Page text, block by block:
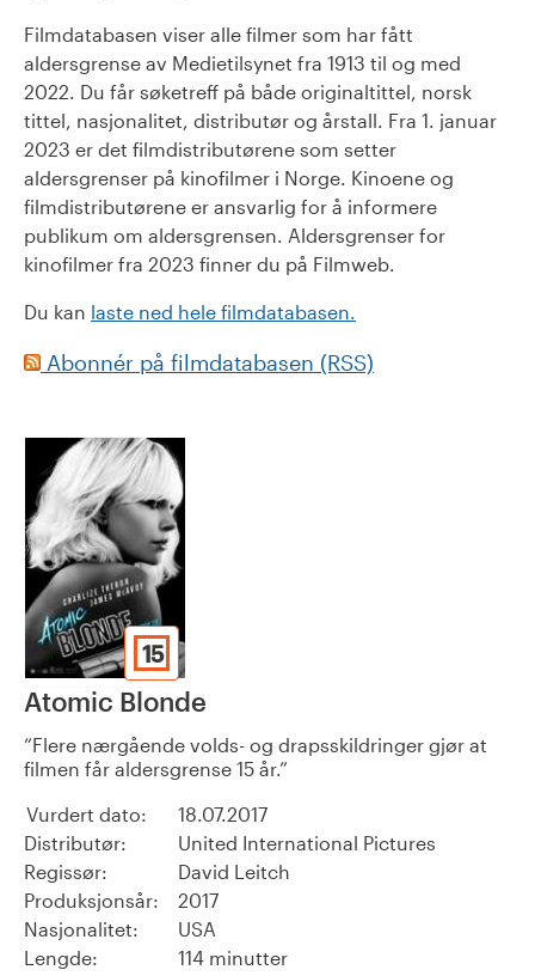
Filmdatabasen viser alle filmer som har fått
aldersgrense av Medietilsynet fra 1913 til og med
2022. Du får søketreff på både originaltittel, norsk
tittel, nasjonalitet, distributør og årstall. Fra 1. januar
2023 er det filmdistributørene som setter
aldersgrenser på kinofilmer i Norge. Kinoene og
filmdistributørene er ansvarlig for å informere
publikum om aldersgrensen. Aldersgrenser for
kinofilmer fra 2023 finner du på Filmweb.
Du kan laste ned hele filmdatabasen.
Abonnér på filmdatabasen (RSS)
15
Atomic Blonde
Flere nærgående volds- og drapsskildringer gjør at
filmen får aldersgrense 15 år.
Vurdert dato:
18.07.2017
Distributør:
United International Pictures
Regissør:
David Leitch
Produksjonsår:
2017
Nasjonalitet:
USA
Lengde:
114 minutter